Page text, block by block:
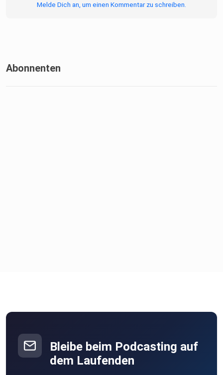
Melde Dich an, um einen Kommentar zu schreiben.
Abonnenten
Bleibe beim Podcasting auf
dem Laufenden